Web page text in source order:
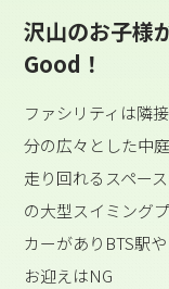
沢山のお子様
Good！
ファシリティは隣
分の広々とした中
走り回れるスペー
の大型スイミング
カーがありBTS駅
お迎えはNG